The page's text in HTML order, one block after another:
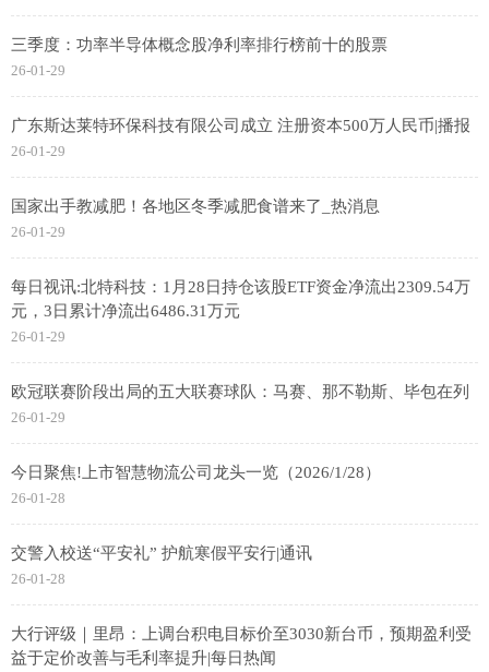
三季度：功率半导体概念股净利率排行榜前十的股票
26-01-29
广东斯达莱特环保科技有限公司成立 注册资本500万人民币|播报
26-01-29
国家出手教减肥！各地区冬季减肥食谱来了_热消息
26-01-29
每日视讯:北特科技：1月28日持仓该股ETF资金净流出2309.54万
元，3日累计净流出6486.31万元
26-01-29
欧冠联赛阶段出局的五大联赛球队：马赛、那不勒斯、毕包在列
26-01-29
今日聚焦!上市智慧物流公司龙头一览（2026/1/28）
26-01-28
交警入校送“平安礼” 护航寒假平安行|通讯
26-01-28
大行评级｜里昂：上调台积电目标价至3030新台币，预期盈利受
益于定价改善与毛利率提升|每日热闻